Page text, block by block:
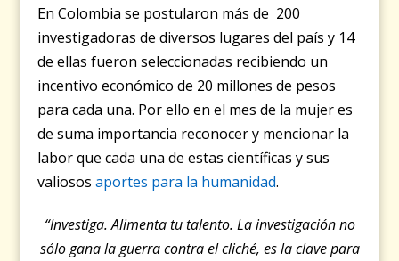
En Colombia se postularon más de 200
investigadoras de diversos lugares del país y 14
de ellas fueron seleccionadas recibiendo un
incentivo económico de 20 millones de pesos
para cada una. Por ello en el mes de la mujer es
de suma importancia reconocer y mencionar la
labor que cada una de estas científicas y sus
valiososaportes para la humanidad.
“Investiga. Alimenta tu talento. La investigación no
sólo gana la guerra contra el cliché, es la clave para